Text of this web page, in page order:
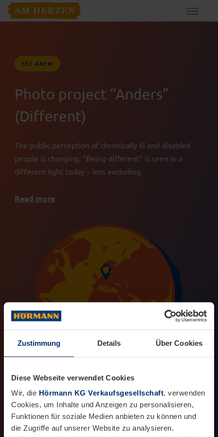
Zustimmung Details Über Cookies
Diese Webseite verwendet Cookies
Wir, die Hörmann KG Verkaufsgesellschaft, verwenden
Cookies, um Inhalte und Anzeigen zu personalisieren,
Funktionen für soziale Medien anbieten zu können und
die Zugriffe auf unserer Website zu analysieren.
SEE ANEW
Photo project “Anders”
(Different)
The public perception of chronically ill and disabled
people is changing. “Being different” is seen in a
different light today – less excluding.
Read more